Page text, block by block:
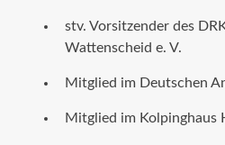
stv. Vorsitzender des
Wattenscheid e. V.
Mitglied im Deutschen
Mitglied im Kolpinghaus